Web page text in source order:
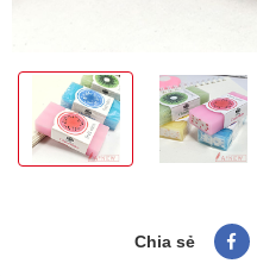
Chia sẻ